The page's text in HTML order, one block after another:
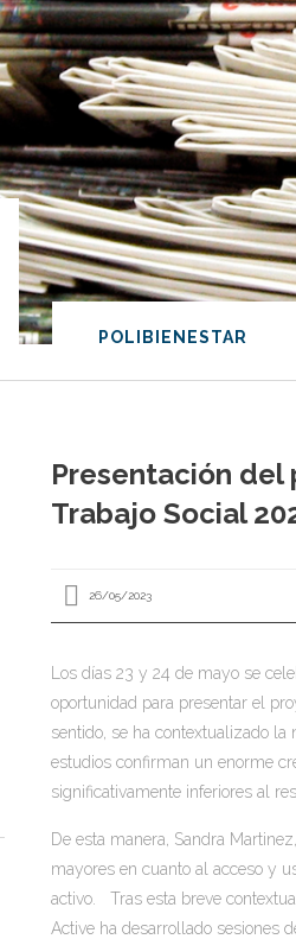
POLIBIENESTAR
Presentación
Trabajo Social
26/05/2023
Los días 23 y 24 de mayo se
oportunidad para presentar el
sentido, se ha contextualizado
estudios confirman un enorme
significativamente inferiores al
De esta manera, Sandra
mayores en cuanto al acceso y
activo. Tras esta breve
Active ha desarrollado sesiones